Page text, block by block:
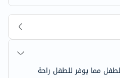
مما يوفر للطفل راحة